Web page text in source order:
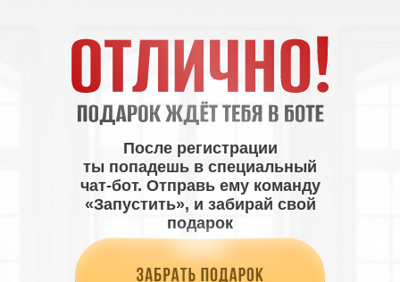
После регистрации
ты попадешь в специальный
чат-бот. Отправь ему команду
«Запустить», и забирай свой
подарок